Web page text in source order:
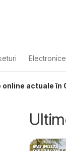
Electronice
online actuale în